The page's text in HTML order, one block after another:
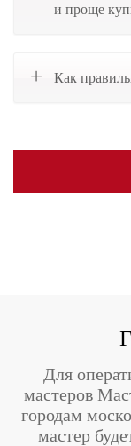
и проще
Как
Для
мастеров
городам
мастер